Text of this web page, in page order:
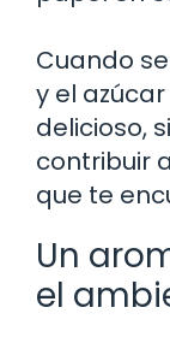
Cuando
y el
delicioso,
contribuir
que te
Un
el